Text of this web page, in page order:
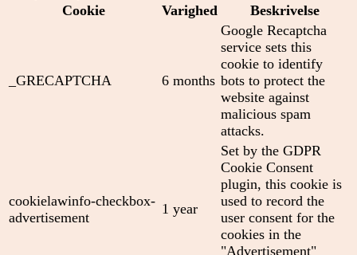
Cookie
Varighed Beskrivelse
_GRECAPTCHA 6 months
Google Recaptcha
service sets this
cookie to identify
bots to protect the
website against
malicious spam
attacks.
cookielawinfo-checkbox-
advertisement
1 year
Set by the GDPR
Cookie Consent
plugin, this cookie is
used to record the
user consent for the
cookies in the
"Advertisement"